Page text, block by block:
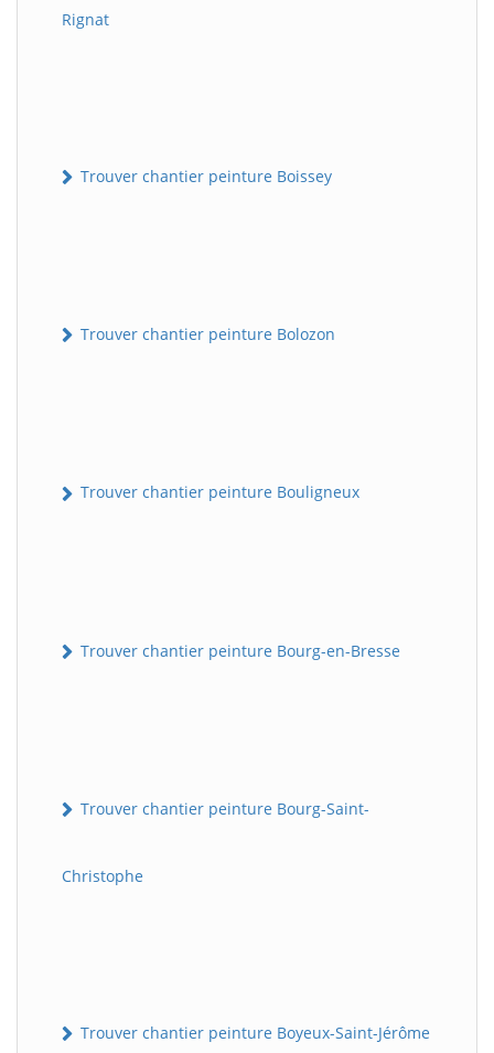
Rignat
Trouver chantier peinture Boissey
Trouver chantier peinture Bolozon
Trouver chantier peinture Bouligneux
Trouver chantier peinture Bourg-en-Bresse
Trouver chantier peinture Bourg-Saint-
Christophe
Trouver chantier peinture Boyeux-Saint-Jérôme